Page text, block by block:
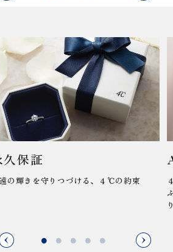
久保証
の輝きを守りつづける、４℃の約束